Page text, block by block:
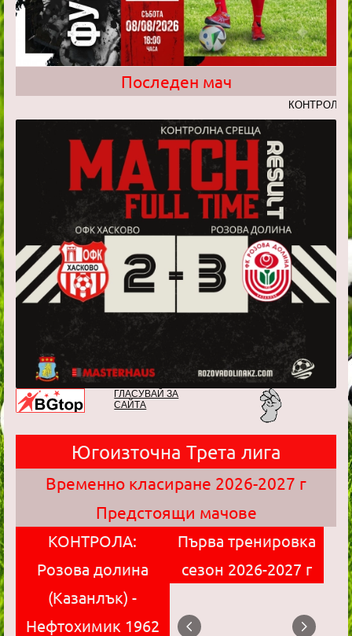
Последен мач
КОНТРОЛНА СРЕЩА:
ГЛАСУВАЙ ЗА
САЙТА
Югоизточна Трета лига
Временно класиране 2026-2027 г
Предстоящи мачове
КОНТРОЛА:
Розова долина
(Казанлък) -
Нефтохимик 1962
Първа тренировка
сезон 2026-2027 г